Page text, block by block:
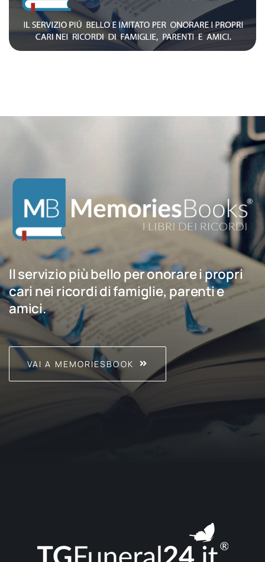
Il servizio più bello per onorare i propri
cari nei ricordi di famiglie, parenti e
amici.
VAI A MEMORIESBOOK